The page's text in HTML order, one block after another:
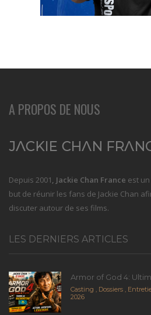
A PROPOS DE NOUS
Depuis 2001, Jackie Chan France est
but de réunir les fans de Jackie Chan
discuter autour de ses films.
LES DERNIERS ARTICLES
Armor of God 4:
Casting , Dossiers ,
2026